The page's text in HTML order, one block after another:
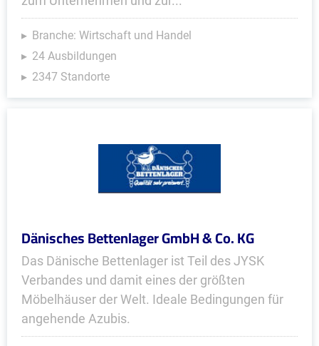
Branche: Wirtschaft und Handel
24 Ausbildungen
2347 Standorte
Dänisches Bettenlager GmbH & Co. KG
Das Dänische Bettenlager ist Teil des JYSK
Verbandes und damit eines der größten
Möbelhäuser der Welt. Ideale Bedingungen für
angehende Azubis.